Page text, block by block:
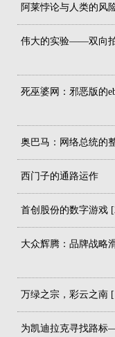
阿莱悖论与人类的风
伟大的实验——双向
死巫婆网：邪恶版的
奥巴马：网络总统的
西门子的通路运作
首创股份的数字游戏
大众辉腾：品牌战略
万绿之宗，彩云之南
为凯迪拉克寻找路标